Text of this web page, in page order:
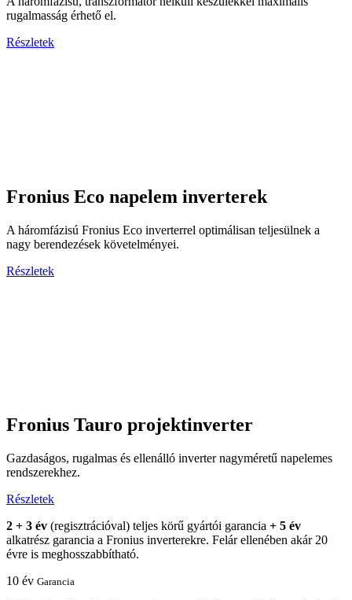
rugalmasság érhető el.
Részletek
Fronius Eco napelem inverterek
A háromfázisú Fronius Eco inverterrel optimálisan teljesülnek a
nagy berendezések követelményei.
Részletek
Fronius Tauro projektinverter
Gazdaságos, rugalmas és ellenálló inverter nagyméretű napelemes
rendszerekhez.
Részletek
2 + 3 év (regisztrációval) teljes körű gyártói garancia + 5 év
alkatrész garancia a Fronius inverterekre. Felár ellenében akár 20
évre is meghosszabbítható.
10 év Garancia